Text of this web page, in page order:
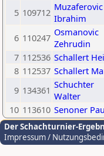
5 109712 Muzaferovic
Ibrahim
6 110247 Osmanovic
Zehrudin
7 112536 Schallert
8 112537 Schallert
9 134361 Schuchter
Walter
10 113610 Senoner
Der Schachturnier-
Impressum /